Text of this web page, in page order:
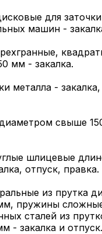
для
машин -
мм - закалка.
металла -
свыше
шлицевые
отпуск, правка.
из прутка
пружины
сталей из
- закалка и отпуск.